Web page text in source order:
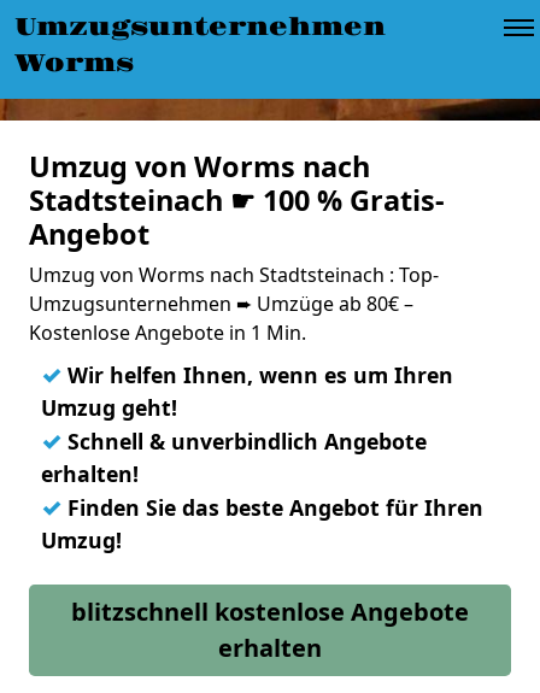
Umzugsunternehmen
Worms
Umzug von Worms nach
Stadtsteinach ☛ 100 % Gratis-
Angebot
Umzug von Worms nach Stadtsteinach : Top-
Umzugsunternehmen ➨ Umzüge ab 80€ –
Kostenlose Angebote in 1 Min.
✓ Wir helfen Ihnen, wenn es um Ihren
Umzug geht!
✓ Schnell & unverbindlich Angebote
erhalten!
✓ Finden Sie das beste Angebot für Ihren
Umzug!
blitzschnell kostenlose Angebote
erhalten